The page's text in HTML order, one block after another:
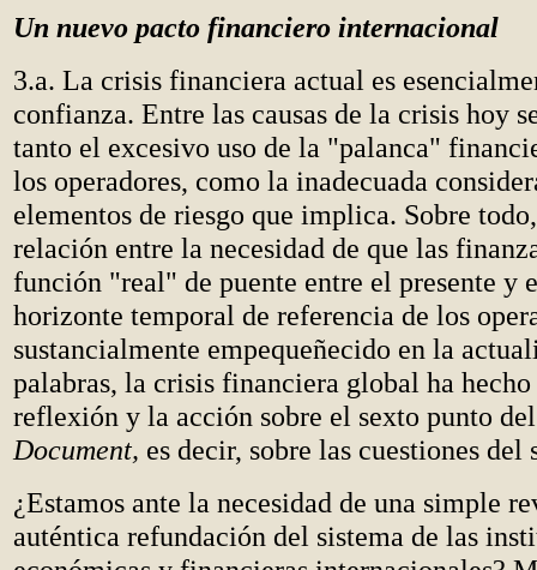
Un nuevo pacto financiero internacional
3.a. La crisis financiera actual es
confianza. Entre las causas de la crisis hoy
tanto el excesivo uso de la "palanca"
los operadores, como la inadecuada
elementos de riesgo que implica. Sobre
relación entre la necesidad de que las
función "real" de puente entre el presente y
horizonte temporal de referencia de los
sustancialmente empequeñecido en la
palabras, la crisis financiera global ha
reflexión y la acción sobre el sexto punto
Document, es decir, sobre las cuestiones del
¿Estamos ante la necesidad de una simple
auténtica refundación del sistema de las